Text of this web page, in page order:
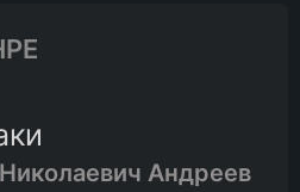
Андреев